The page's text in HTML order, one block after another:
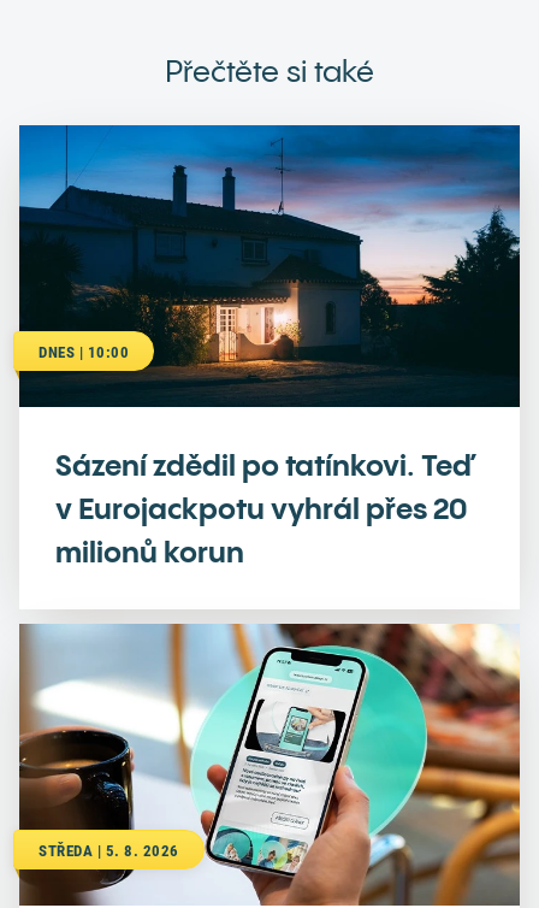
Přečtěte si také
DNES | 10:00
Sázení zdědil po tatínkovi. Teď
v Eurojackpotu vyhrál přes 20
milionů korun
STŘEDA | 5. 8. 2026